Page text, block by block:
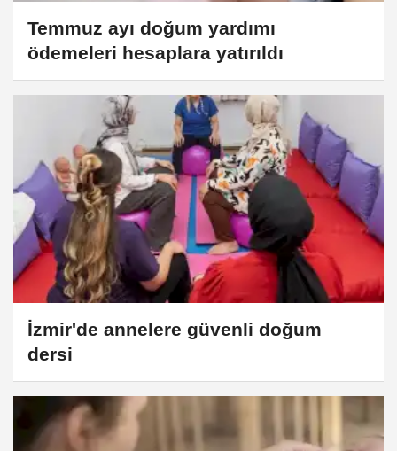
Temmuz ayı doğum yardımı
ödemeleri hesaplara yatırıldı
İzmir'de annelere güvenli doğum
dersi